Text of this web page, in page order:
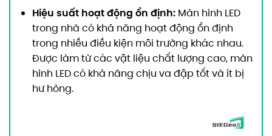
Hiệu suất hoạt động ổn định: Màn hình LED
trong nhà có khả năng hoạt động ổn định
trong nhiều điều kiện môi trường khác nhau.
Được làm từ các vật liệu chất lượng cao, màn
hình LED có khả năng chịu va đập tốt và ít bị
hư hỏng.